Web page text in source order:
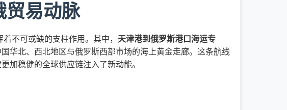
贸易动脉
不可或缺的支柱作用。其中， 天津港到俄罗斯港口海运专
华北、西北地区与俄罗斯西部市场的海上黄金走廊。这条航线
加稳健的全球供应链注入了新动能。